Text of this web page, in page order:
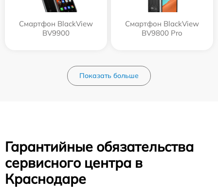
Смартфон BlackView
BV9900
Смартфон BlackView
BV9800 Pro
Показать больше
Гарантийные обязательства
сервисного центра в
Краснодаре